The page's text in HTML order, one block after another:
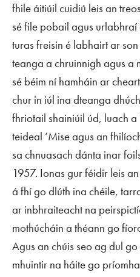
fhile áitiúil cuidiú leis an
sé file pobail agus
turas freisin é labhairt ar
teanga a chruinnigh agus a
sé béim ní hamháin ar
chur in iúl ina dteanga
fhriotail shainiúil úd, luach
teideal ‘Mise agus an
sa chnuasach dánta inar
1957. Ionas gur féidir leis
á fhí go dlúth ina chéile,
ar inbhraiteacht na
mothúcháin a théann go
Agus an chúis seo ag dul
mhuintir na háite go